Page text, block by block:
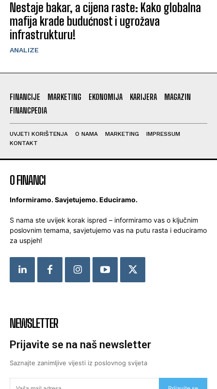
Nestaje bakar, a cijena raste: Kako globalna
mafija krade budućnost i ugrožava
infrastrukturu!
ANALIZE
FINANCIJE MARKETING EKONOMIJA KARIJERA
MAGAZIN
FINANCPEDIA
UVJETI KORIŠTENJA O NAMA MARKETING
IMPRESSUM
KONTAKT
O FINANCI
Informiramo. Savjetujemo. Educiramo.
S nama ste uvijek korak ispred – informiramo vas o ključnim
poslovnim temama, savjetujemo vas na putu rasta i educiramo
za uspjeh!
NEWSLETTER
Prijavite se na naš newsletter
Saznajte zanimljive vijesti iz poslovnog svijeta